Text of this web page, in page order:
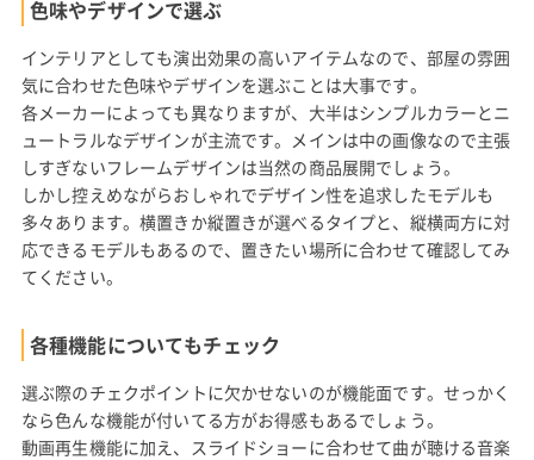
色味やデザインで選ぶ
インテリアとしても演出効果の高いアイテムなので、部屋の雰囲
気に合わせた色味やデザインを選ぶことは大事です。
各メーカーによっても異なりますが、大半はシンプルカラーとニ
ュートラルなデザインが主流です。メインは中の画像なので主張
しすぎないフレームデザインは当然の商品展開でしょう。
しかし控えめながらおしゃれでデザイン性を追求したモデルも
多々あります。横置きか縦置きが選べるタイプと、縦横両方に対
応できるモデルもあるので、置きたい場所に合わせて確認してみ
てください。
各種機能についてもチェック
選ぶ際のチェクポイントに欠かせないのが機能面です。せっかく
なら色んな機能が付いてる方がお得感もあるでしょう。
動画再生機能に加え、スライドショーに合わせて曲が聴ける音楽